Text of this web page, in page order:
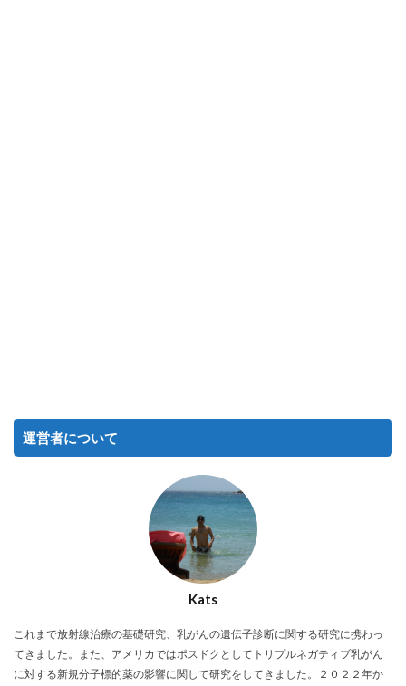
運営者について
Kats
これまで放射線治療の基礎研究、乳がんの遺伝子診断に関する研究に携わっ
てきました。また、アメリカではポスドクとしてトリプルネガティブ乳がん
に対する新規分子標的薬の影響に関して研究をしてきました。２０２２年か